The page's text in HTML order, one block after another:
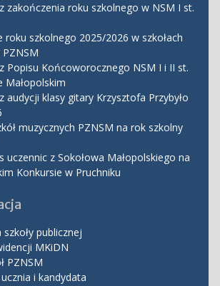
zakończenia roku szkolnego w NSM I st.
roku szkolnego 2025/2026 w szkołach
Popisu Końcoworocznego NSM I i II st.
Małopolskim
audycji klasy gitary Krzysztofa Przybyło
muzycznych PZNSM na rok szkolny
uczennic z Sokołowa Małopolskiego na
Konkursie w Pruchniku
publicznej
MKiDN
PZNSM
i kandydata